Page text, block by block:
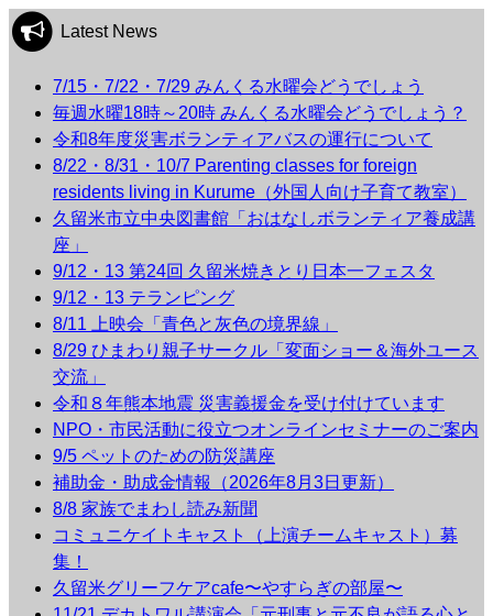
Latest News
7/15・7/22・7/29 みんくる水曜会どうでしょう
毎週水曜18時～20時 みんくる水曜会どうでしょう？
令和8年度災害ボランティアバスの運行について
8/22・8/31・10/7 Parenting classes for foreign
residents living in Kurume（外国人向け子育て教室）
久留米市立中央図書館「おはなしボランティア養成講
座」
9/12・13 第24回 久留米焼きとり日本一フェスタ
9/12・13 テランピング
8/11 上映会「青色と灰色の境界線」
8/29 ひまわり親子サークル「変面ショー＆海外ユース
交流」
令和８年熊本地震 災害義援金を受け付けています
NPO・市民活動に役立つオンラインセミナーのご案内
9/5 ペットのための防災講座
補助金・助成金情報（2026年8月3日更新）
8/8 家族でまわし読み新聞
コミュニケイトキャスト（上演チームキャスト）募
集！
久留米グリーフケアcafe〜やすらぎの部屋〜